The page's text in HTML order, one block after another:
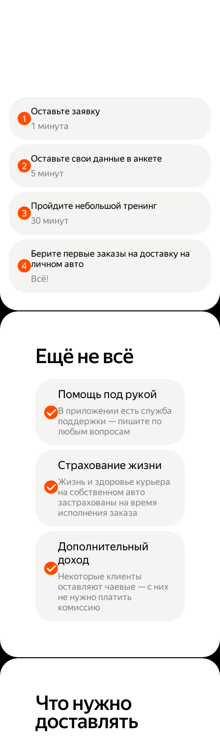
Оставьте заявку
1 минута
Оставьте свои данные в анкете
5 минут
Пройдите небольшой тренинг
30 минут
Берите первые заказы на доставку на
личном авто
Всё!
Ещё не всё
Помощь под рукой
В приложении есть служба
поддержки — пишите по
любым вопросам
Страхование жизни
Жизнь и здоровье курьера
на собственном авто
застрахованы на время
исполнения заказа
Дополнительный
доход
Некоторые клиенты
оставляют чаевые — с них
не нужно платить
комиссию
Что нужно
доставлять